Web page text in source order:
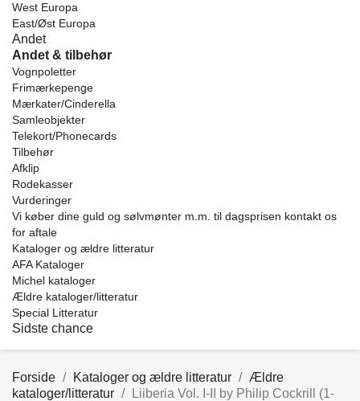
West Europa
East/Øst Europa
Andet
Andet & tilbehør
Vognpoletter
Frimærkepenge
Mærkater/Cinderella
Samleobjekter
Telekort/Phonecards
Tilbehør
Afklip
Rodekasser
Vurderinger
Vi køber dine guld og sølvmønter m.m. til dagsprisen kontakt os
for aftale
Kataloger og ældre litteratur
AFA Kataloger
Michel kataloger
Ældre kataloger/litteratur
Special Litteratur
Sidste chance
Forside Kataloger og ældre litteratur
Ældre
kataloger/litteratur
Liiberia Vol. I-II by Philip Cockrill (1-